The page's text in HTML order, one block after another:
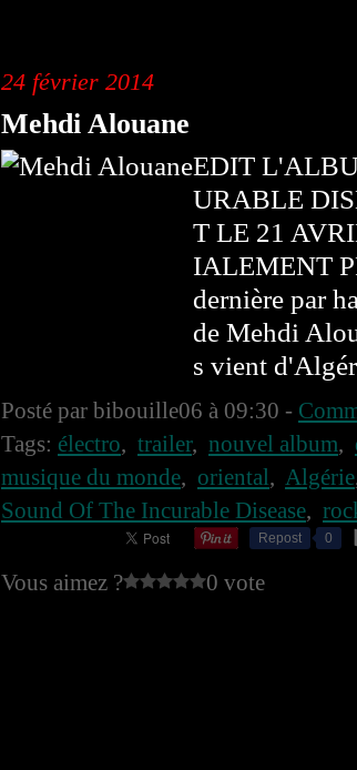
24 février 2014
Mehdi Alouane
EDIT
URABLE
T LE 21
IALEMENT
dernière par
de Mehdi
s vient
Posté par bibouille06 à 09:30 -
Tags: électro, trailer, nouvel album,
musique du monde, oriental, Algérie
Sound Of The Incurable Disease,
Repost 0
Vous aimez ? 0 vote